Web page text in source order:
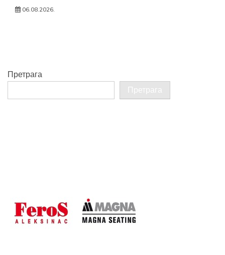
06.08.2026.
Претрага
Претрага